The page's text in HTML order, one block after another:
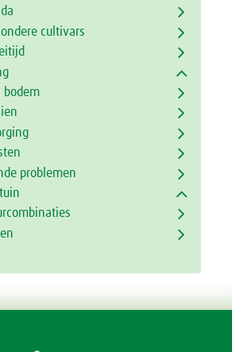
cultivars
bodem
problemen